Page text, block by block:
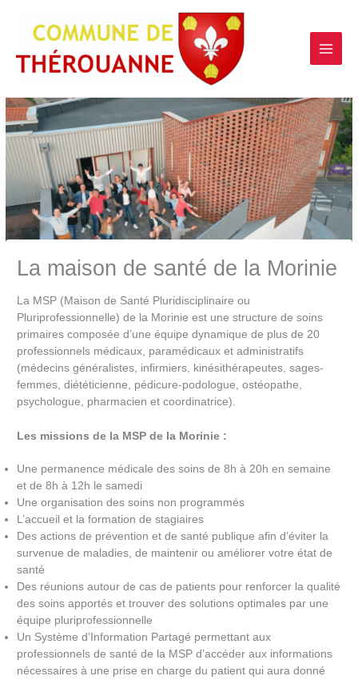
contenu
La maison de santé de la Morinie
La MSP (Maison de Santé Pluridisciplinaire ou
Pluriprofessionnelle) de la Morinie est une structure de soins
primaires composée d’une équipe dynamique de plus de 20
professionnels médicaux, paramédicaux et administratifs
(médecins généralistes, infirmiers, kinésithérapeutes, sages-
femmes, diététicienne, pédicure-podologue, ostéopathe,
psychologue, pharmacien et coordinatrice).
Les missions de la MSP de la Morinie :
Une permanence médicale des soins de 8h à 20h en semaine
et de 8h à 12h le samedi
Une organisation des soins non programmés
L’accueil et la formation de stagiaires
Des actions de prévention et de santé publique afin d’éviter la
survenue de maladies, de maintenir ou améliorer votre état de
santé
Des réunions autour de cas de patients pour renforcer la qualité
des soins apportés et trouver des solutions optimales par une
équipe pluriprofessionnelle
Un Système d’Information Partagé permettant aux
professionnels de santé de la MSP d’accéder aux informations
nécessaires à une prise en charge du patient qui aura donné